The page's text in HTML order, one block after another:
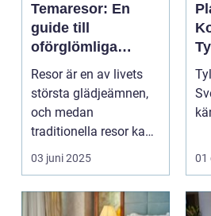
Temaresor: En
guide till
oförglömliga
upplevelser
Resor är en av livets
största glädjeämnen,
och medan
traditionella resor kan
bju...
03 juni 2025 01